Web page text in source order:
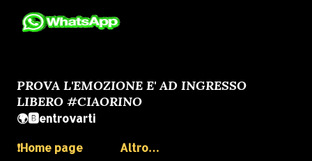
PROVA L'EMOZIONE E' AD INGRESSO
LIBERO #CIAORINO
🌍🅱️entrovarti
❗️Home page
Altro…